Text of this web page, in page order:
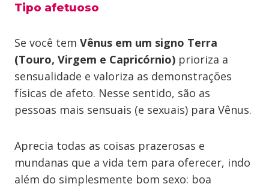
Tipo afetuoso
Se você tem Vênus em um signo Terra
(Touro, Virgem e Capricórnio) prioriza a
sensualidade e valoriza as demonstrações
físicas de afeto. Nesse sentido, são as
pessoas mais sensuais (e sexuais) para Vênus.
Aprecia todas as coisas prazerosas e
mundanas que a vida tem para oferecer, indo
além do simplesmente bom sexo: boa